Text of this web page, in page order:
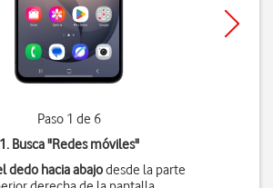
Paso 1 de 6
1. Busca "Redes móviles"
dedo hacia abajodesde la parte